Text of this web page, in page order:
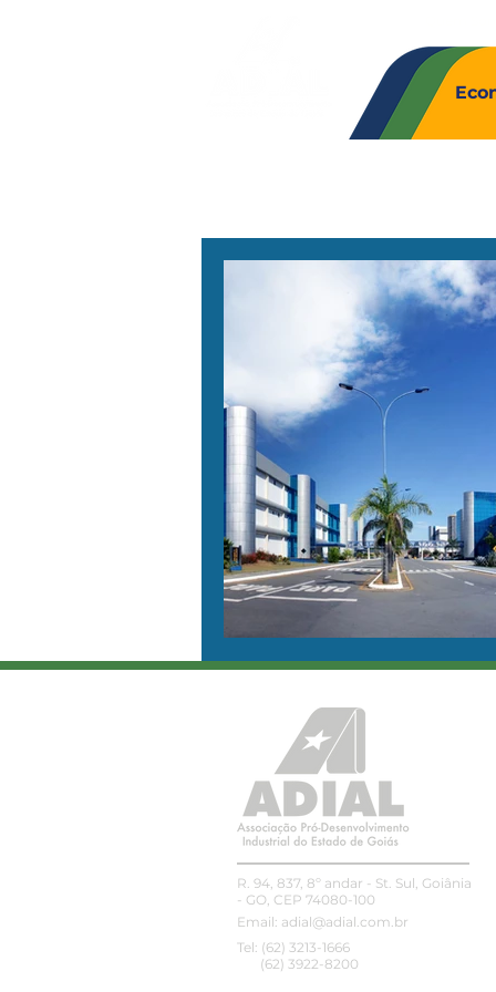
R. 94, 837, 8º andar - St. Sul, Goiânia
- GO, CEP 74080-100
Email: adial@adial.com.br
Tel: (62) 3213-1666
(62) 3922-8200